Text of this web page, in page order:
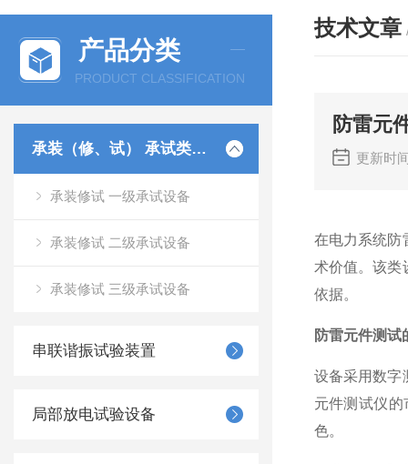
产品分类
PRODUCT CLASSIFICATION
承装（修、试） 承试类仪器
承装修试 一级承试设备
承装修试 二级承试设备
承装修试 三级承试设备
串联谐振试验装置
局部放电试验设备
技术文章
防雷元
更新时
在电力系统防
术价值。该类
依据。
防雷元件测试
设备采用数字
元件测试仪
色。